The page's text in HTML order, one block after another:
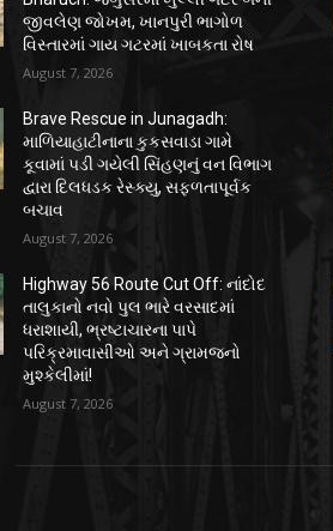
જીવલેણ જોખમ, ખાનપુરી ભાગોળ
વિસ્તારમાં ગાય ગટરમાં ખાબકતા રોષ
August 7, 2026
Brave Rescue in Junagadh:
માળિયાહાટીનાના કુકસવાડા ગામે
કૂવામાં પડી ગયેલી સિંહણનું વન વિભાગ
દ્વારા દિલધડક રેસ્ક્યુ, સફળતાપૂર્વક
બચાવ
August 7, 2026
Highway 56 Route Cut Off: નાંદોદ
તાલુકાનો નવો પુલ ભારે વરસાદમાં
ધરાશાયી, ભ્રષ્ટાચારના પાપે
પરિક્રમાવાસીઓ અને ગ્રામજનો
મુશ્કેલીમાં!
August 7, 2026